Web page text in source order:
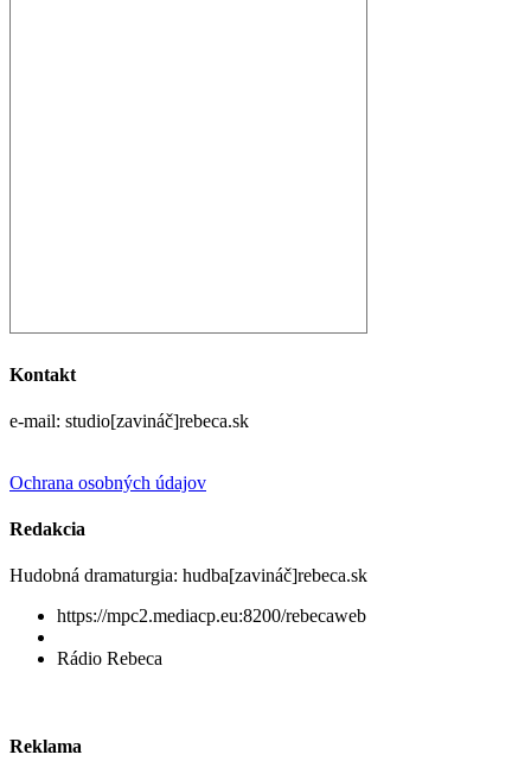
Kontakt
e-mail: studio[zavináč]rebeca.sk
Ochrana osobných údajov
Redakcia
Hudobná dramaturgia: hudba[zavináč]rebeca.sk
https://mpc2.mediacp.eu:8200/rebecaweb
Rádio Rebeca
Reklama